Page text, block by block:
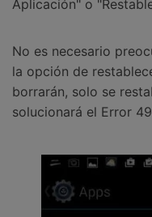
Aplicación" o
No es necesario
la opción de
borrarán, solo se
solucionará el Error